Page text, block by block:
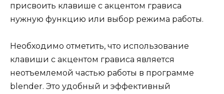
присвоить клавише с акцентом грависа
нужную функцию или выбор режима работы.
Необходимо отметить, что использование
клавиши с акцентом грависа является
неотъемлемой частью работы в программе
blender. Это удобный и эффективный